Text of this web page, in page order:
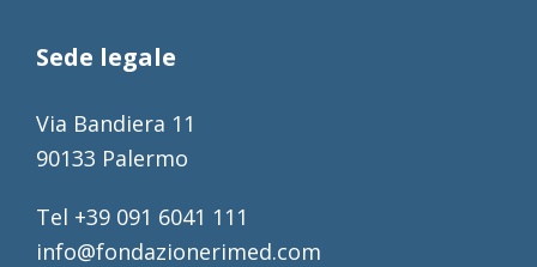
Sede legale
Via Bandiera 11
90133 Palermo
Tel +39 091 6041 111
info@fondazionerimed.com